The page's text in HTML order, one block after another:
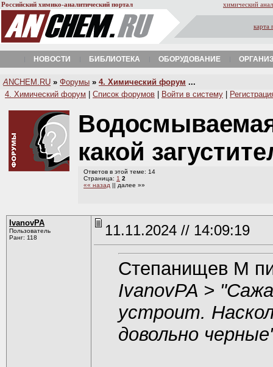
Российский химико-аналитический портал химический
карта
НОВОСТИ БИБЛИОТЕКА ОБОРУДОВАНИЕ
A NCHEM.RU » Форумы » 4. Химический форум ...
4. Химический форум
Список форумов Войти в систему
какой
Ответов в этой теме: 14
Страница: 1 2
«« назад || далее »»
IvanovPA
Пользователь
Ранг: 118
11.11.2024 // 14:09:19
Степанищев М
IvanovPA >
устроит.
довольно